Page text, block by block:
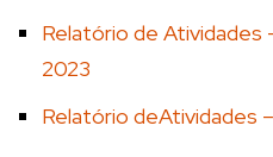
Relatório de Atividades
2023
Relatório deAtividades